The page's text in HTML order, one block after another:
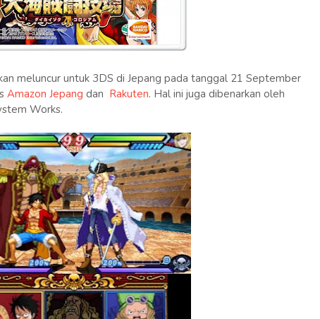
meluncur untuk 3DS di Jepang pada tanggal 21 September
Amazon Jepang dan Rakuten. Hal ini juga dibenarkan oleh
Works.